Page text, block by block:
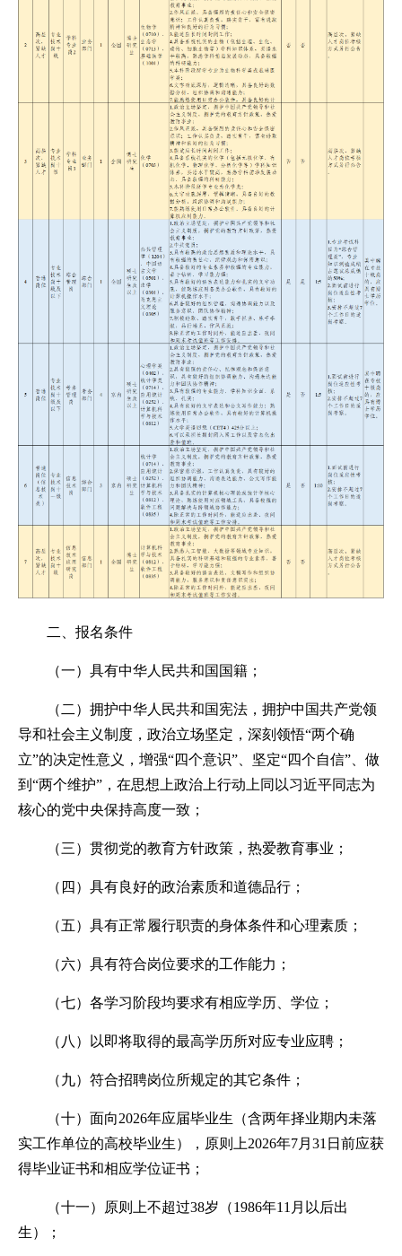
二、报名条件
（一）具有中华人民共和国国籍；
（二）拥护中华人民共和国宪法，拥护中国共产党领
导和社会主义制度，政治立场坚定，深刻领悟“两个确
立”的决定性意义，增强“四个意识”、坚定“四个自信”、做
到“两个维护”，在思想上政治上行动上同以习近平同志为
核心的党中央保持高度一致；
（三）贯彻党的教育方针政策，热爱教育事业；
（四）具有良好的政治素质和道德品行；
（五）具有正常履行职责的身体条件和心理素质；
（六）具有符合岗位要求的工作能力；
（七）各学习阶段均要求有相应学历、学位；
（八）以即将取得的最高学历所对应专业应聘；
（九）符合招聘岗位所规定的其它条件；
（十）面向2026年应届毕业生（含两年择业期内未落
实工作单位的高校毕业生），原则上2026年7月31日前应获
得毕业证书和相应学位证书；
（十一）原则上不超过38岁（1986年11月以后出
生）；